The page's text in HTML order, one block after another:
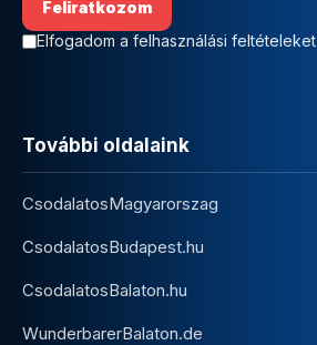
Elfogadom a felhasználási feltételeket
További oldalaink
CsodalatosMagyarorszag
CsodalatosBudapest.hu
CsodalatosBalaton.hu
WunderbarerBalaton.de